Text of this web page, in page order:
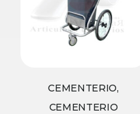
CEMENTERIO,
CEMENTERIO